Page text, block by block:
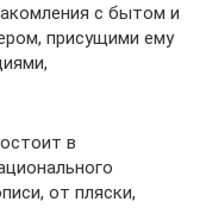
с бытом и
присущими ему
в
от пляски,